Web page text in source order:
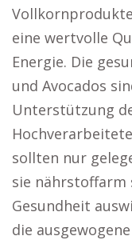
eine wertvolle
Energie. Die
und Avocados
Unterstützung
sollten nur
sie nährstoffarm
Gesundheit
die